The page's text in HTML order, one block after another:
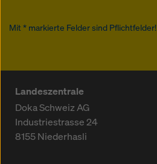
Mit * markierte Felder sind Pflichtfelder!
Landeszentrale
Doka Schweiz AG
Industriestrasse 24
8155Niederhasli